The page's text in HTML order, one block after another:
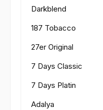
Darkblend
187 Tobacco
27er Original
7 Days Classic
7 Days Platin
Adalya